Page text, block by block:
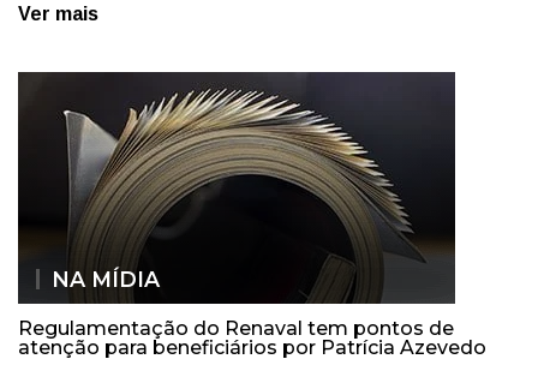
Ver mais
NA MÍDIA
Regulamentação do Renaval tem pontos de
atenção para beneficiários por Patrícia Azevedo